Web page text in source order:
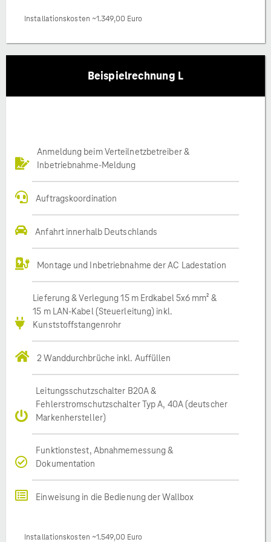
Installationskosten ~1.349,00 Euro
Beispielrechnung L
Anmeldung beim Verteilnetzbetreiber &
Inbetriebnahme-Meldung
Auftragskoordination
Anfahrt innerhalb Deutschlands
Montage und Inbetriebnahme der AC Ladestation
Lieferung & Verlegung 15 m Erdkabel 5x6 mm² &
15 m LAN-Kabel (Steuerleitung) inkl.
Kunststoffstangenrohr
2 Wanddurchbrüche inkl. Auffüllen
Leitungsschutzschalter B20A &
Fehlerstromschutzschalter Typ A, 40A (deutscher
Markenhersteller)
Funktionstest, Abnahmemessung &
Dokumentation
Einweisung in die Bedienung der Wallbox
Installationskosten ~1.549,00 Euro